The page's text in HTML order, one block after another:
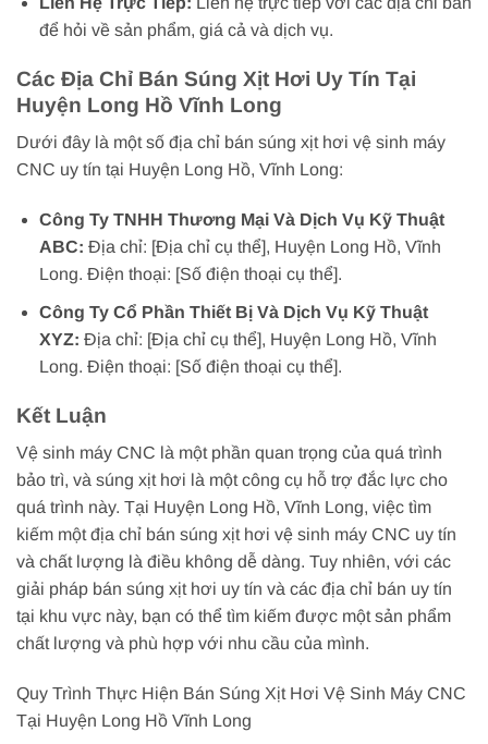
để hỏi về sản phẩm, giá cả và dịch vụ.
Các Địa Chỉ Bán Súng Xịt Hơi Uy Tín Tại
Huyện Long Hồ Vĩnh Long
Dưới đây là một số địa chỉ bán súng xịt hơi vệ sinh máy
CNC uy tín tại Huyện Long Hồ, Vĩnh Long:
Công Ty TNHH Thương Mại Và Dịch Vụ Kỹ Thuật
ABC: Địa chỉ: [Địa chỉ cụ thể], Huyện Long Hồ, Vĩnh
Long. Điện thoại: [Số điện thoại cụ thể].
Công Ty Cổ Phần Thiết Bị Và Dịch Vụ Kỹ Thuật
XYZ: Địa chỉ: [Địa chỉ cụ thể], Huyện Long Hồ, Vĩnh
Long. Điện thoại: [Số điện thoại cụ thể].
Kết Luận
Vệ sinh máy CNC là một phần quan trọng của quá trình
bảo trì, và súng xịt hơi là một công cụ hỗ trợ đắc lực cho
quá trình này. Tại Huyện Long Hồ, Vĩnh Long, việc tìm
kiếm một địa chỉ bán súng xịt hơi vệ sinh máy CNC uy tín
và chất lượng là điều không dễ dàng. Tuy nhiên, với các
giải pháp bán súng xịt hơi uy tín và các địa chỉ bán uy tín
tại khu vực này, bạn có thể tìm kiếm được một sản phẩm
chất lượng và phù hợp với nhu cầu của mình.
Quy Trình Thực Hiện Bán Súng Xịt Hơi Vệ Sinh Máy CNC
Tại Huyện Long Hồ Vĩnh Long